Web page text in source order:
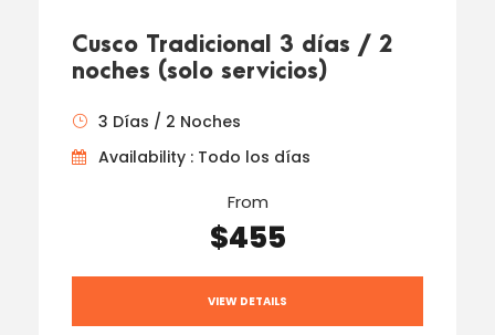
Cusco Tradicional 3 días / 2
noches (solo servicios)
3 Días / 2 Noches
Availability : Todo los días
From
$455
VIEW DETAILS